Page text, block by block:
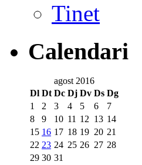
Tinet
Calendari
agost 2016
Dl Dt Dc Dj Dv Ds Dg
1
2 3 4 5 6
7
8
9 10 11 12 13 14
15 16 17 18 19 20 21
22 23 24 25 26 27 28
29 30 31